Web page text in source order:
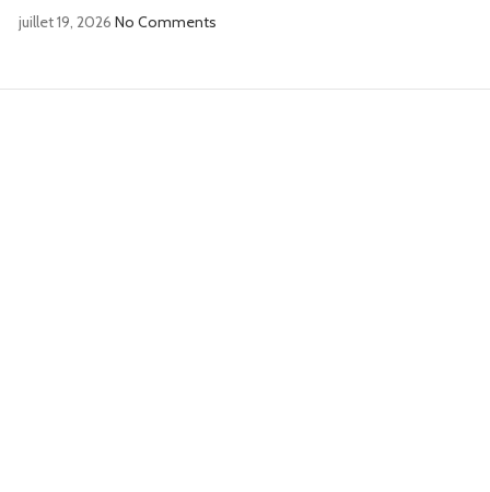
juillet 19, 2026 No Comments